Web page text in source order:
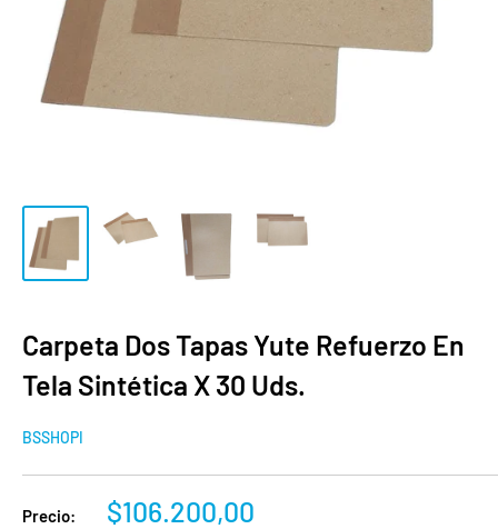
Carpeta Dos Tapas Yute Refuerzo En
Tela Sintética X 30 Uds.
BSSHOPI
Precio:
Precio
$106.200,00